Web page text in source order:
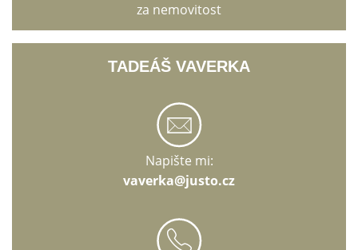
za nemovitost
TADEÁŠ VAVERKA
Napište mi:
vaverka@justo.cz